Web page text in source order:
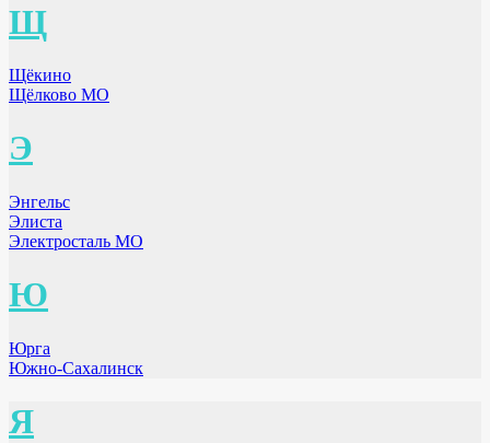
Щ
Щёкино
Щёлково МО
Э
Энгельс
Элиста
Электросталь МО
Ю
Юрга
Южно-Сахалинск
Я